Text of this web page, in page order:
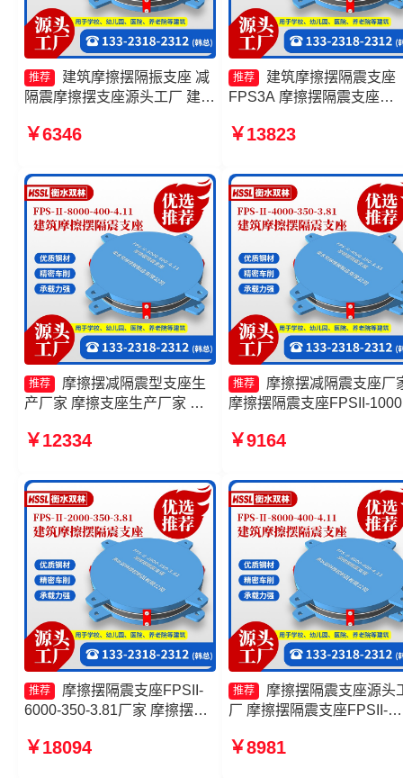
推荐
建筑摩擦摆隔振支座 减
隔震摩擦摆支座源头工厂 建筑
摆支座-15.0ZX支座的源头工
￥6346
推荐
建筑摩擦摆隔震支座
FPS3A 摩擦摆隔震支座
厂 摩擦抗震支座源头工厂
300-3.48
￥13823
推荐
摩擦摆减隔震型支座生
产厂家 摩擦支座生产厂家 摩
座生产厂家
￥12334
推荐
摩擦摆减隔震支座厂
摩擦摆隔震支座FPSII-
隔震支座价格 FPS摩擦摆
￥9164
推荐
摩擦摆隔震支座FPSII-
6000-350-3.81厂家 摩擦摆式
震球型支座源头工厂 建筑摩擦
￥18094
推荐
摩擦摆隔震支座源头
厂 摩擦摆隔震支座FPSII-
支座源头工厂 摩擦摆式橡
￥8981